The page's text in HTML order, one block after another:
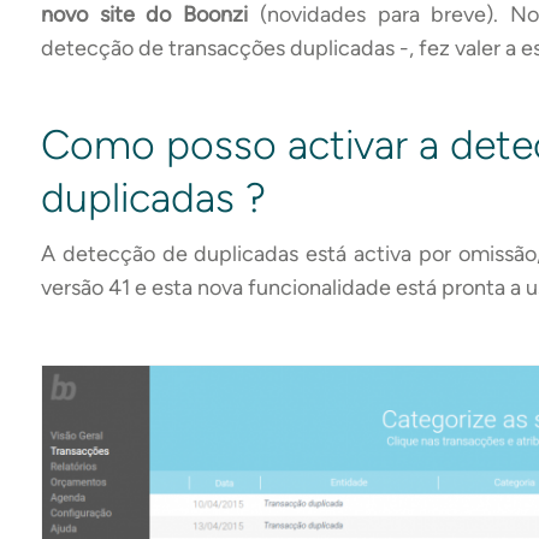
novo site do Boonzi (novidades para breve).
detecção de transacções duplicadas -, fez valer a
Como posso activar a
duplicadas ?
A detecção de duplicadas está activa por
versão 41 e esta nova funcionalidade está pronta a